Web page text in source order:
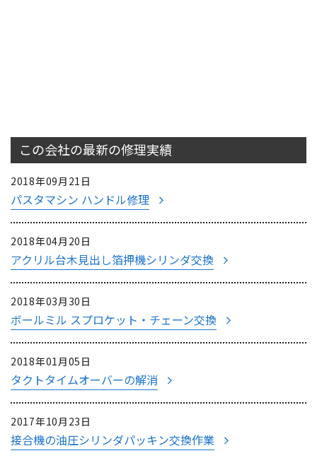
この会社の最新の修理実績
2018年09月21日
パスタマシン ハンドル修理
2018年04月20日
アクリル台木見出し箔押機シリンダ交換
2018年03月30日
ボールミル スプロケット・チェーン交換
2018年01月05日
タクトタイムオーバーの解消
2017年10月23日
接合機の油圧シリンダパッキン交換作業